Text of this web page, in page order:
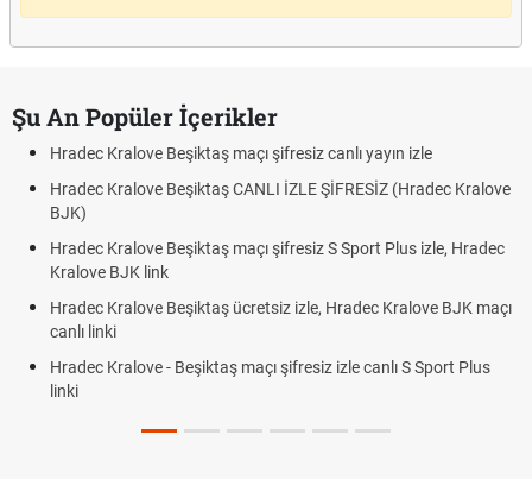
Şu An Popüler İçerikler
Hradec Kralove Beşiktaş maçı şifresiz canlı yayın izle
Hradec Kralove Beşiktaş CANLI İZLE ŞİFRESİZ (Hradec Kralove
BJK)
Hradec Kralove Beşiktaş maçı şifresiz S Sport Plus izle, Hradec
Kralove BJK link
Hradec Kralove Beşiktaş ücretsiz izle, Hradec Kralove BJK maçı
canlı linki
Hradec Kralove - Beşiktaş maçı şifresiz izle canlı S Sport Plus
linki